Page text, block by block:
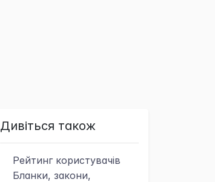
Дивіться також
Рейтинг користувачів
Бланки, закони,